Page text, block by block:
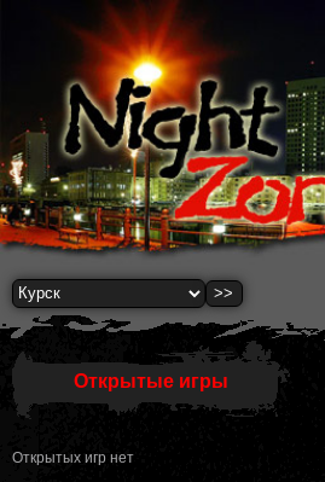
Открытые игры
Открытых игр нет